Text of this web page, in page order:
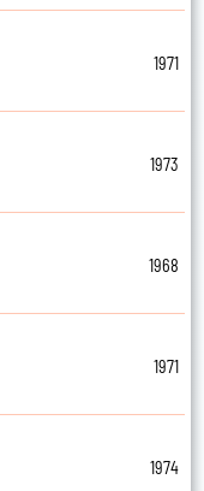
1971
1973
1968
1971
1974